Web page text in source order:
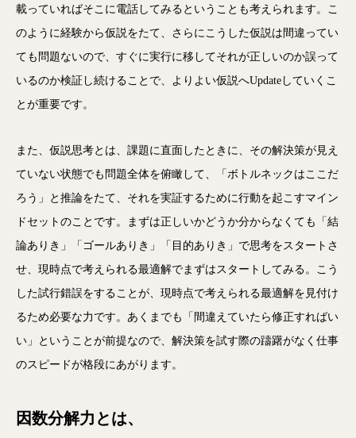
載っていればそこに電話してみるということも考えられます。こ
のように経験から仮説をたて、さらにこうした仮説は間違ってい
ても問題ないので、すぐに実行に移してそれが正しいのか誤って
いるのか検証し続けることで、よりよい仮説へUpdateしていくこ
とが重要です。
また、仮説思考とは、課題に直面したときに、その解決策が見え
ていない状態でも問題全体を俯瞰して、「ボトルネックはここだ
ろう」と推論をたて、それを実証するために行動を起こすマイン
ドセットのことです。まずは正しいかどうか分からなくても「結
論ありき」「ゴールありき」「目的ありき」で思考をスタートさ
せ、現時点で考えられる最適解でまずはスタートしてみる。こう
した試行錯誤をすることが、現時点で考えられる最適解を見付け
るため必要な力です。あくまでも「間違えていたら修正すればい
い」ということが前提なので、解決策を試す際の躊躇がなく仕事
のスピードが格段にあがります。
因数分解力 とは、